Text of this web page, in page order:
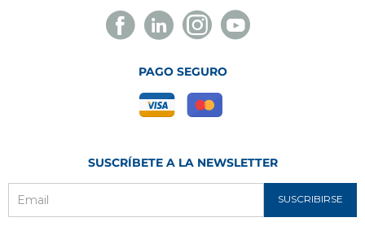
Facebook
Novelec
Linkedin
Novelec
Instagram
Novelec
Youtube
Novelec
PAGO SEGURO
SUSCRÍBETE A LA NEWSLETTER
SUSCRIBIRSE